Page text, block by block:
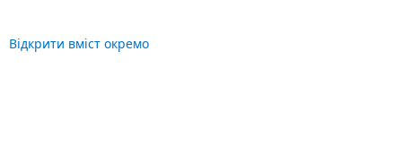
Відкрити вміст окремо